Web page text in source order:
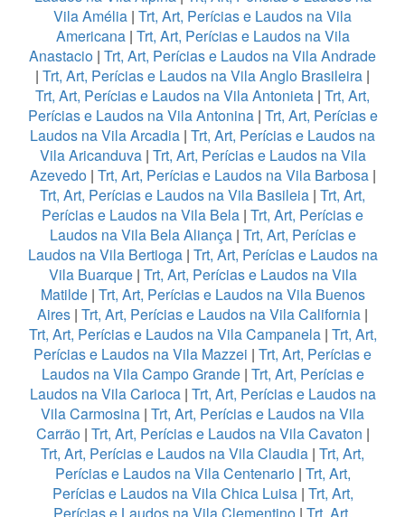
Vila Amélia | Trt, Art, Perícias e Laudos na Vila
Americana| Trt, Art, Perícias e Laudos na Vila
Anastacio | Trt, Art, Perícias e Laudos na Vila Andrade
| Trt, Art, Perícias e Laudos na Vila Anglo Brasileira |
Trt, Art, Perícias e Laudos na Vila Antonieta | Trt, Art,
Perícias e Laudos na Vila Antonina| Trt, Art, Perícias e
Laudos na Vila Arcadia | Trt, Art, Perícias e Laudos na
Vila Aricanduva| Trt, Art, Perícias e Laudos na Vila
Azevedo| Trt, Art, Perícias e Laudos na Vila Barbosa|
Trt, Art, Perícias e Laudos na Vila Basileia | Trt, Art,
Perícias e Laudos na Vila Bela | Trt, Art, Perícias e
Laudos na Vila Bela Aliança| Trt, Art, Perícias e
Laudos na Vila Bertioga| Trt, Art, Perícias e Laudos na
Vila Buarque| Trt, Art, Perícias e Laudos na Vila
Matilde| Trt, Art, Perícias e Laudos na Vila Buenos
Aires | Trt, Art, Perícias e Laudos na Vila California |
Trt, Art, Perícias e Laudos na Vila Campanela| Trt, Art,
Perícias e Laudos na Vila Mazzei | Trt, Art, Perícias e
Laudos na Vila Campo Grande| Trt, Art, Perícias e
Laudos na Vila Carioca| Trt, Art, Perícias e Laudos na
Vila Carmosina | Trt, Art, Perícias e Laudos na Vila
Carrão| Trt, Art, Perícias e Laudos na Vila Cavaton |
Trt, Art, Perícias e Laudos na Vila Claudia | Trt, Art,
Perícias e Laudos na Vila Centenario| Trt, Art,
Perícias e Laudos na Vila Chica Luisa | Trt, Art,